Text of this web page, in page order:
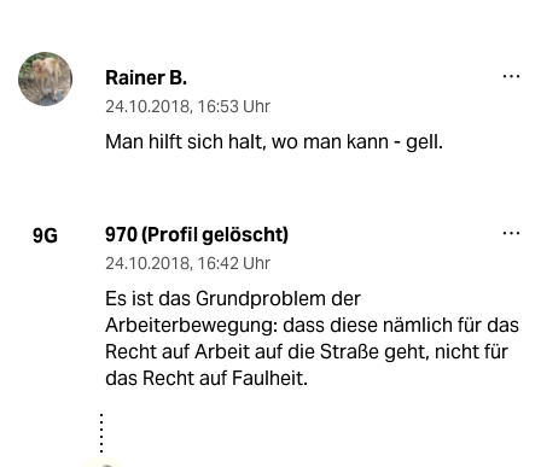
Rainer B.
24.10.2018, 16:53 Uhr
Man hilft sich halt, wo man kann - gell.
9G 970 (Profil gelöscht)
24.10.2018, 16:42 Uhr
Es ist das Grundproblem der
Arbeiterbewegung: dass diese nämlich für das
Recht auf Arbeit auf die Straße geht, nicht für
das Recht auf Faulheit.